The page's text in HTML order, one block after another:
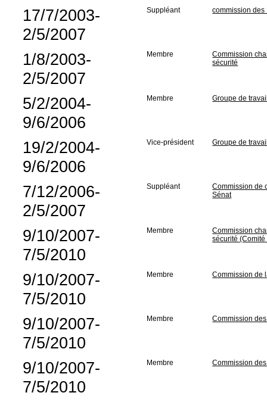
17/7/2003-
2/5/2007
Suppléant commission des
1/8/2003-
2/5/2007
Membre
Commission
sécurité
5/2/2004-
9/6/2006
Membre Groupe de
19/2/2004-
9/6/2006
Vice-président Groupe de
7/12/2006-
2/5/2007
Suppléant
Commission de
Sénat
9/10/2007-
7/5/2010
Membre
Commission
sécurité
9/10/2007-
7/5/2010
Membre Commission de
9/10/2007-
7/5/2010
Membre Commission
9/10/2007-
7/5/2010
Membre Commission